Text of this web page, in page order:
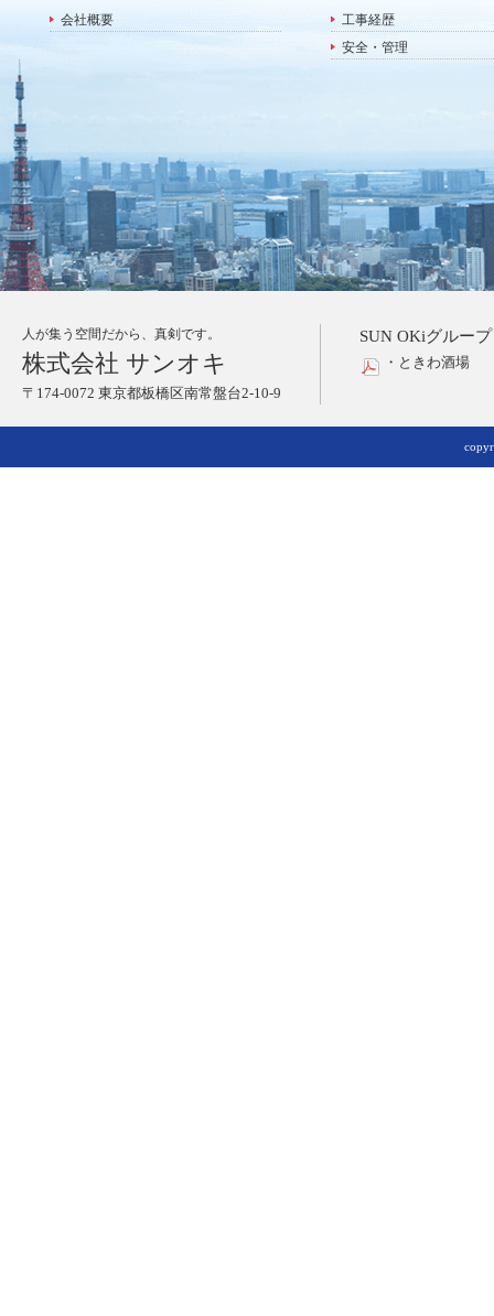
会社概要
工事経歴
安全・管理
人が集う空間だから、真剣です。
株式会社 サンオキ
〒174-0072 東京都板橋区南常盤台2-10-9
SUN OKiグループ
・ときわ酒場